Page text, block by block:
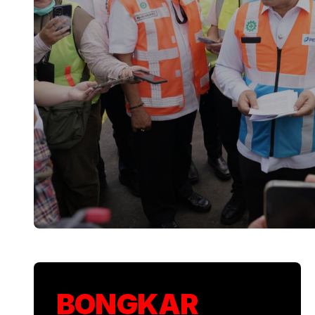
KSP Kawal
BONGKAR